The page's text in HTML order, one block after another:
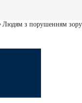
Людям з порушенням зору